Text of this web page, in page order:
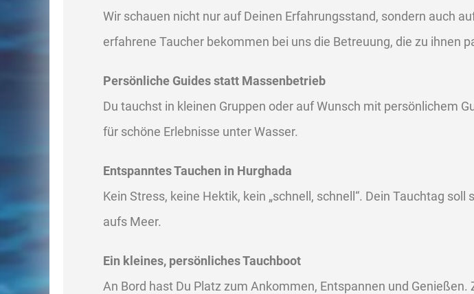
Wir schauen nicht nur auf Deinen Erfahrungsstand, sondern auch
erfahrene Taucher bekommen bei uns die Betreuung, die zu ihnen
Persönliche Guides statt Massenbetrieb
Du tauchst in kleinen Gruppen oder auf Wunsch mit persönlichem
für schöne Erlebnisse unter Wasser.
Entspanntes Tauchen in Hurghada
Kein Stress, keine Hektik, kein „schnell, schnell“. Dein Tauchtag
aufs Meer.
Ein kleines, persönliches Tauchboot
An Bord hast Du Platz zum Ankommen, Entspannen und